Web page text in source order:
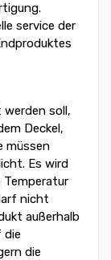
service der
soll,
Deckel,
müssen
Es wird
Temperatur
nicht
außerhalb
die
die